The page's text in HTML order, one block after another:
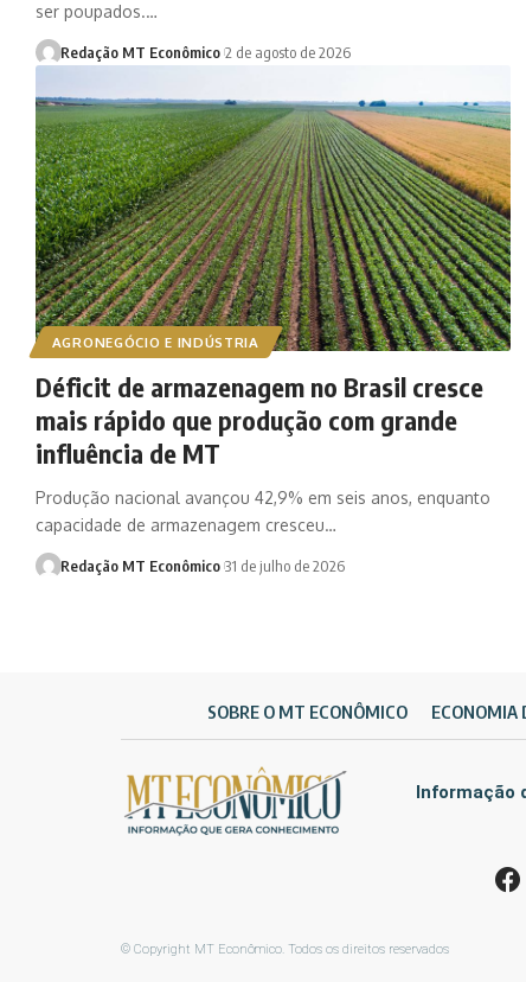
ser poupados.…
Redação MT Econômico 2 de agosto de 2026
AGRONEGÓCIO E INDÚSTRIA
Déficit de armazenagem no Brasil cresce
mais rápido que produção com grande
influência de MT
Produção nacional avançou 42,9% em seis anos, enquanto
capacidade de armazenagem cresceu…
Redação MT Econômico 31 de julho de 2026
SOBRE O MT ECONÔMICO ECONOMIA
Informação
© Copyright MT Econômico. Todos os direitos reservados